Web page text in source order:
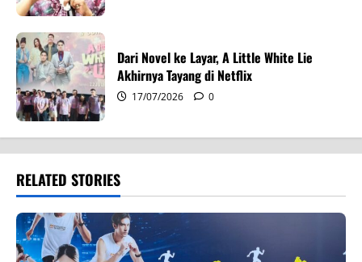
Dari Novel ke Layar, A Little White Lie
Akhirnya Tayang di Netflix
17/07/2026 0
RELATED STORIES